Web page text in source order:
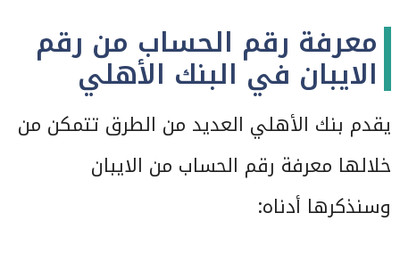
معرفة رقم الحساب من رقم
الايبان في البنك الأهلي
يقدم بنك الأهلي العديد من الطرق تتمكن من
خلالها معرفة رقم الحساب من الايبان
وسنذكرها أدناه: